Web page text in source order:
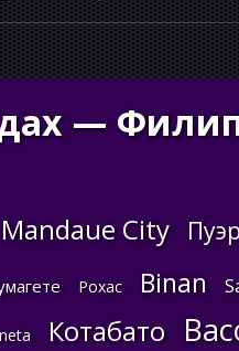
—
Mandaue City
Рохас Binan
Котабато